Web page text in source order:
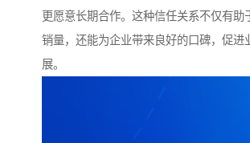
更愿意长期合作。这种信任关系不仅有助
销量，还能为企业带来良好的口碑，促进
展。